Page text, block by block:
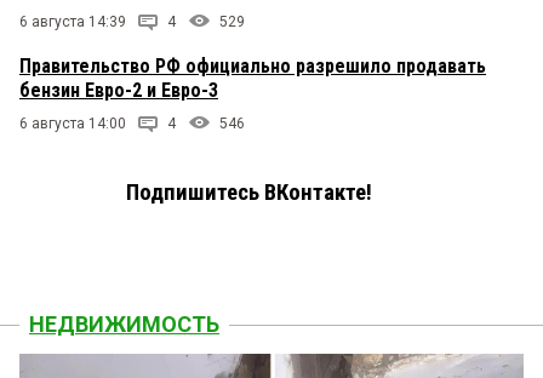
6 августа 14:39 4 529
Правительство РФ официально разрешило продавать
бензин Евро-2 и Евро-3
6 августа 14:00 4 546
Подпишитесь ВКонтакте!
НЕДВИЖИМОСТЬ